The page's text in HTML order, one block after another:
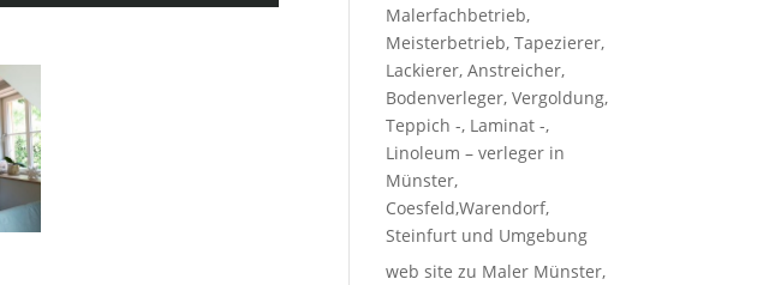
Malerfachbetrieb,
Meisterbetrieb, Tapezierer,
Lackierer, Anstreicher,
Bodenverleger, Vergoldung,
Teppich -, Laminat -,
Linoleum – verleger in
Münster,
Coesfeld,Warendorf,
Steinfurt und Umgebung
web site zu Maler Münster,